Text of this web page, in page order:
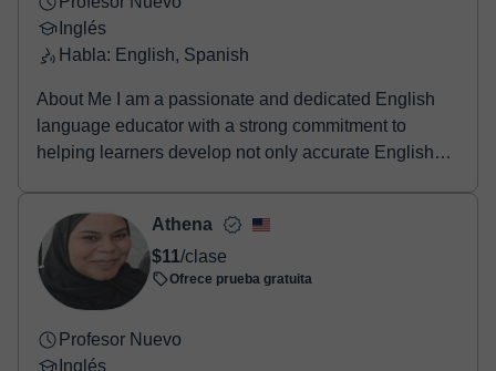
Inglés
Habla: English, Spanish
About Me I am a passionate and dedicated English
language educator with a strong commitment to
helping learners develop not only accurate English
Athena
$11/clase
Ofrece prueba gratuita
Profesor Nuevo
Inglés